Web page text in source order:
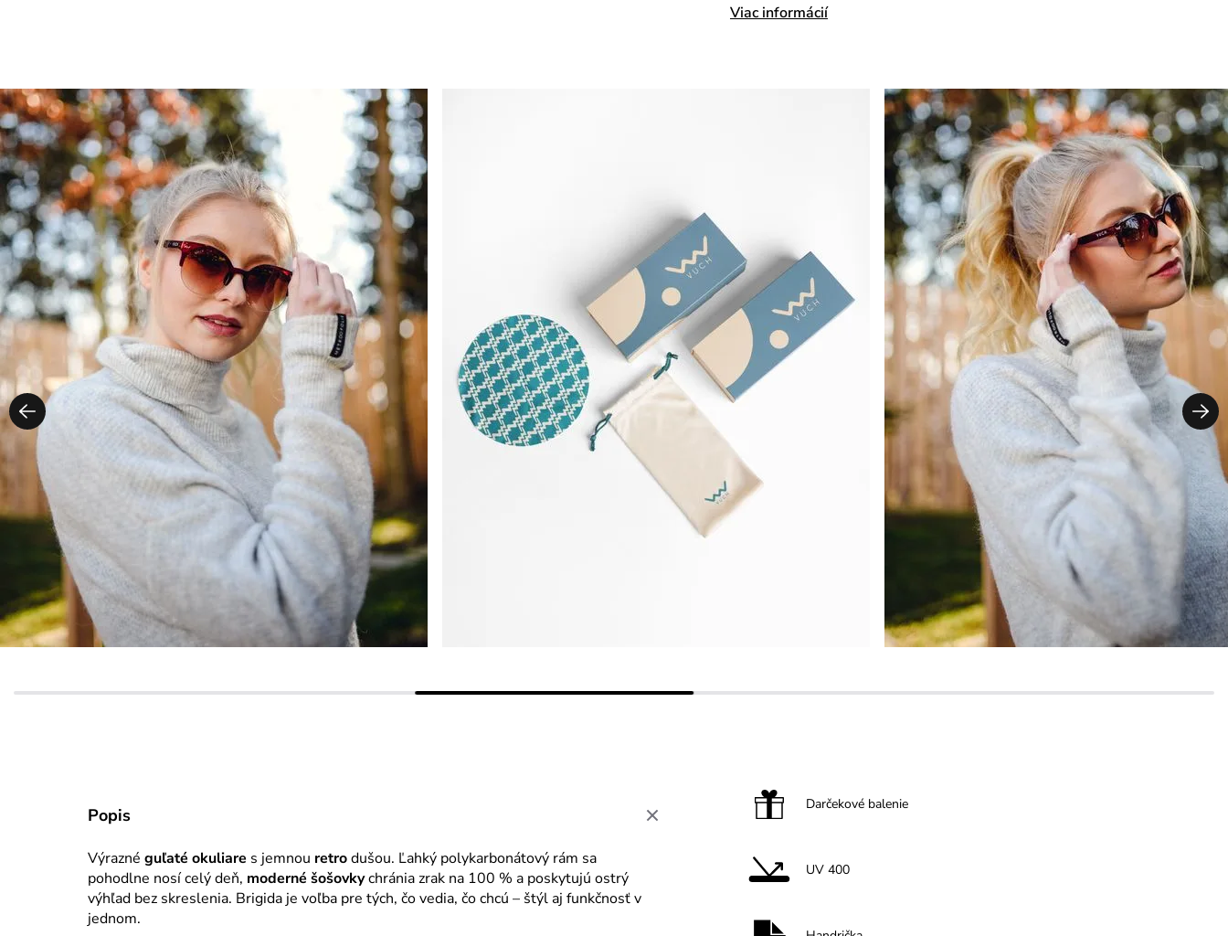
Viac informácií
Popis
Výrazné guľaté okuliare s jemnou retrodušou. Ľahký polykarbonátový rám sa
pohodlne nosí celý deň, moderné šošovkychránia zrak na 100 % a poskytujú ostrý
výhľad bez skreslenia. Brigida je voľba pre tých, čo vedia, čo chcú – štýl aj funkčnosť v
jednom.
Darčekové balenie
UV 400